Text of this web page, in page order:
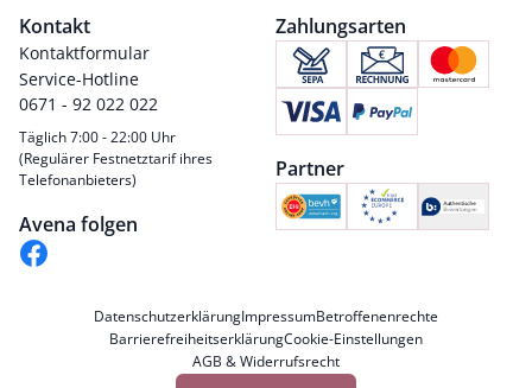
Kontakt
Kontaktformular
Service-Hotline
0671 - 92 022 022
Täglich 7:00 - 22:00 Uhr
(Regulärer Festnetztarif ihres
Telefonanbieters)
Avena folgen
Zahlungsarten
Partner
DatenschutzerklärungImpressumBetroffenenrechte
BarrierefreiheitserklärungCookie-Einstellungen
AGB & Widerrufsrecht